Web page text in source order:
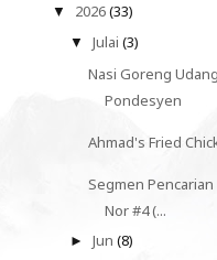
▼ 2026(33)
▼ Julai (3)
Nasi Goreng
Pondesyen
Ahmad's Fried
Segmen
Nor #4 (...
► Jun (8)